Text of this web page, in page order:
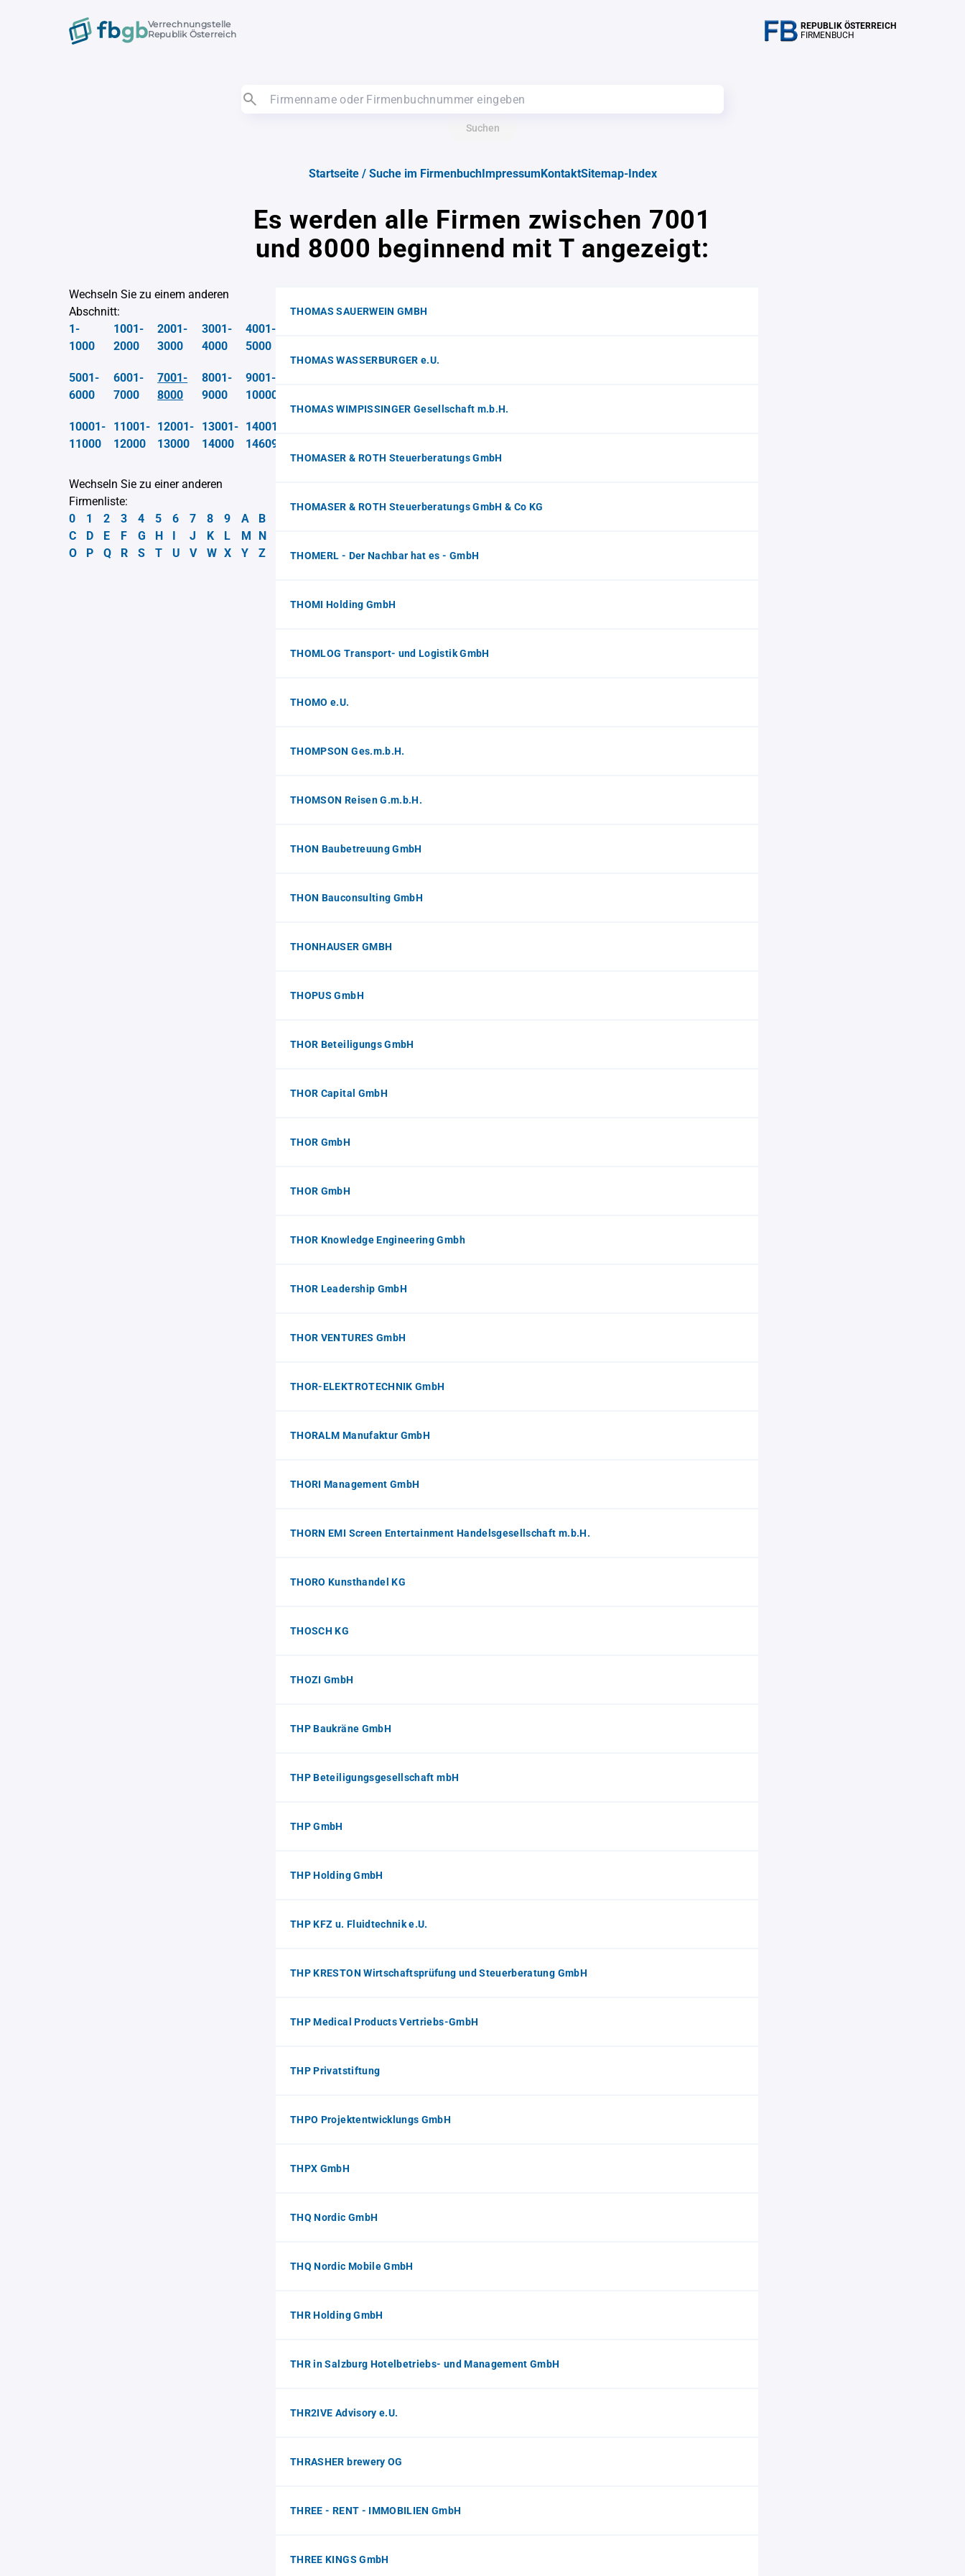
Verrechnungstelle
Republik Österreich
REPUBLIK ÖSTERREICH
FIRMENBUCH
Suchen
Startseite / Suche im FirmenbuchImpressumKontaktSitemap-Index
Es werden alle Firmen zwischen 7001
und 8000 beginnend mit T angezeigt:
Wechseln Sie zu einem anderen
Abschnitt:
1-
1000
1001-
2000
2001-
3000
3001-
4000
4001-
5000
5001-
6000
6001-
7000
7001-
8000
8001-
9000
9001-
10000
10001-
11000
11001-
12000
12001-
13000
13001-
14000
14001-
14609
Wechseln Sie zu einer anderen
Firmenliste:
0
1 2 3 4 5 6 7 8 9 A
B
C
D E F G H I J K L M
N
O
P Q R S T U V W X Y Z
THOMAS SAUERWEIN GMBH
THOMAS WASSERBURGER e.U.
THOMAS WIMPISSINGER Gesellschaft m.b.H.
THOMASER & ROTH Steuerberatungs GmbH
THOMASER & ROTH Steuerberatungs GmbH & Co KG
THOMERL - Der Nachbar hat es - GmbH
THOMI Holding GmbH
THOMLOG Transport- und Logistik GmbH
THOMO e.U.
THOMPSON Ges.m.b.H.
THOMSON Reisen G.m.b.H.
THON Baubetreuung GmbH
THON Bauconsulting GmbH
THONHAUSER GMBH
THOPUS GmbH
THOR Beteiligungs GmbH
THOR Capital GmbH
THOR GmbH
THOR GmbH
THOR Knowledge Engineering Gmbh
THOR Leadership GmbH
THOR VENTURES GmbH
THOR-ELEKTROTECHNIK GmbH
THORALM Manufaktur GmbH
THORI Management GmbH
THORN EMI Screen Entertainment Handelsgesellschaft m.b.H.
THORO Kunsthandel KG
THOSCH KG
THOZI GmbH
THP Baukräne GmbH
THP Beteiligungsgesellschaft mbH
THP GmbH
THP Holding GmbH
THP KFZ u. Fluidtechnik e.U.
THP KRESTON Wirtschaftsprüfung und Steuerberatung GmbH
THP Medical Products Vertriebs-GmbH
THP Privatstiftung
THPO Projektentwicklungs GmbH
THPX GmbH
THQ Nordic GmbH
THQ Nordic Mobile GmbH
THR Holding GmbH
THR in Salzburg Hotelbetriebs- und Management GmbH
THR2IVE Advisory e.U.
THRASHER brewery OG
THREE - RENT - IMMOBILIEN GmbH
THREE KINGS GmbH